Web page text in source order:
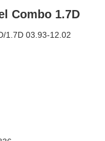
Combo 1.7D
1.7D 03.93-12.02